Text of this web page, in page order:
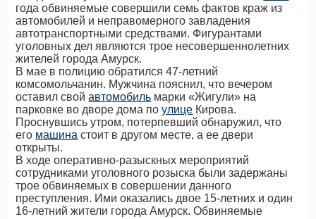
года обвиняемые совершили семь фактов краж из
автомобилей и неправомерного завладения
автотранспортными средствами. Фигурантами
уголовных дел являются трое несовершеннолетних
жителей города Амурск.
В мае в полицию обратился 47-летний
комсомольчанин. Мужчина пояснил, что вечером
оставил свойавтомобиль марки «Жигули» на
парковке во дворе дома поулице Кирова.
Проснувшись утром, потерпевший обнаружил, что
его машина стоит в другом месте, а ее двери
открыты.
В ходе оперативно-разыскных мероприятий
сотрудниками уголовного розыска были задержаны
трое обвиняемых в совершении данного
преступления. Ими оказались двое 15-летних и один
16-летний жители города Амурск. Обвиняемые